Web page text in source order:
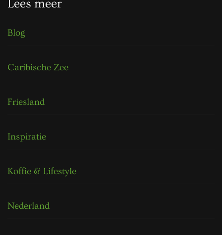
Lees meer
Blog
Caribische Zee
Friesland
Inspiratie
Koffie & Lifestyle
Nederland